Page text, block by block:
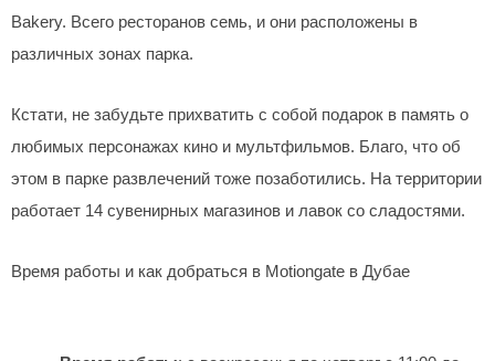
Bakery. Всего ресторанов семь, и они расположены в
различных зонах парка.
Кстати, не забудьте прихватить с собой подарок в память о
любимых персонажах кино и мультфильмов. Благо, что об
этом в парке развлечений тоже позаботились. На территории
работает 14 сувенирных магазинов и лавок со сладостями.
Время работы и как добраться в Motiongate в Дубае